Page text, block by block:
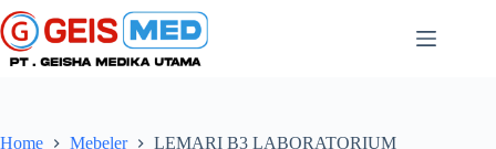
Home Mebeler LEMARI B3 LABORATORIUM